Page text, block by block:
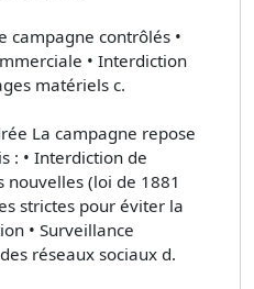
campagne contrôlés •
• Interdiction
matériels c.
La campagne repose
: • Interdiction de
(loi de 1881
strictes pour éviter la
• Surveillance
réseaux sociaux d.